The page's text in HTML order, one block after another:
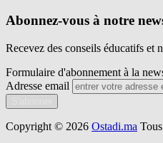
Abonnez-vous à notre
Recevez des conseils éducatifs et
Formulaire d'abonnement à la
Adresse email
Copyright © 2026 Ostadi.ma